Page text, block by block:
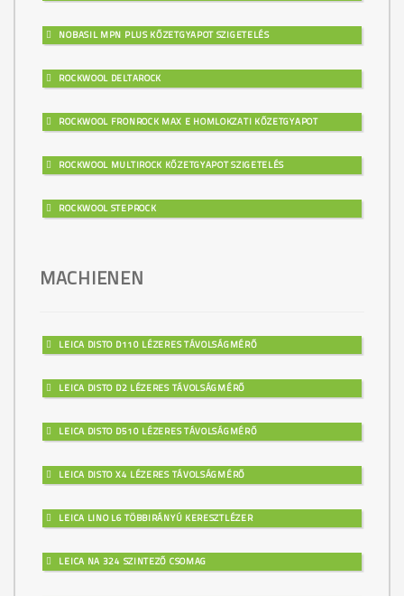
NOBASIL MPN PLUS KŐZETGYAPOT SZIGETELÉS
ROCKWOOL DELTAROCK
ROCKWOOL FRONROCK MAX E HOMLOKZATI KŐZETGYAPOT
ROCKWOOL MULTIROCK KŐZETGYAPOT SZIGETELÉS
ROCKWOOL STEPROCK
MACHIENEN
LEICA DISTO D110 LÉZERES TÁVOLSÁGMÉRŐ
LEICA DISTO D2 LÉZERES TÁVOLSÁGMÉRŐ
LEICA DISTO D510 LÉZERES TÁVOLSÁGMÉRŐ
LEICA DISTO X4 LÉZERES TÁVOLSÁGMÉRŐ
LEICA LINO L6 TÖBBIRÁNYÚ KERESZTLÉZER
LEICA NA 324 SZINTEZŐ CSOMAG